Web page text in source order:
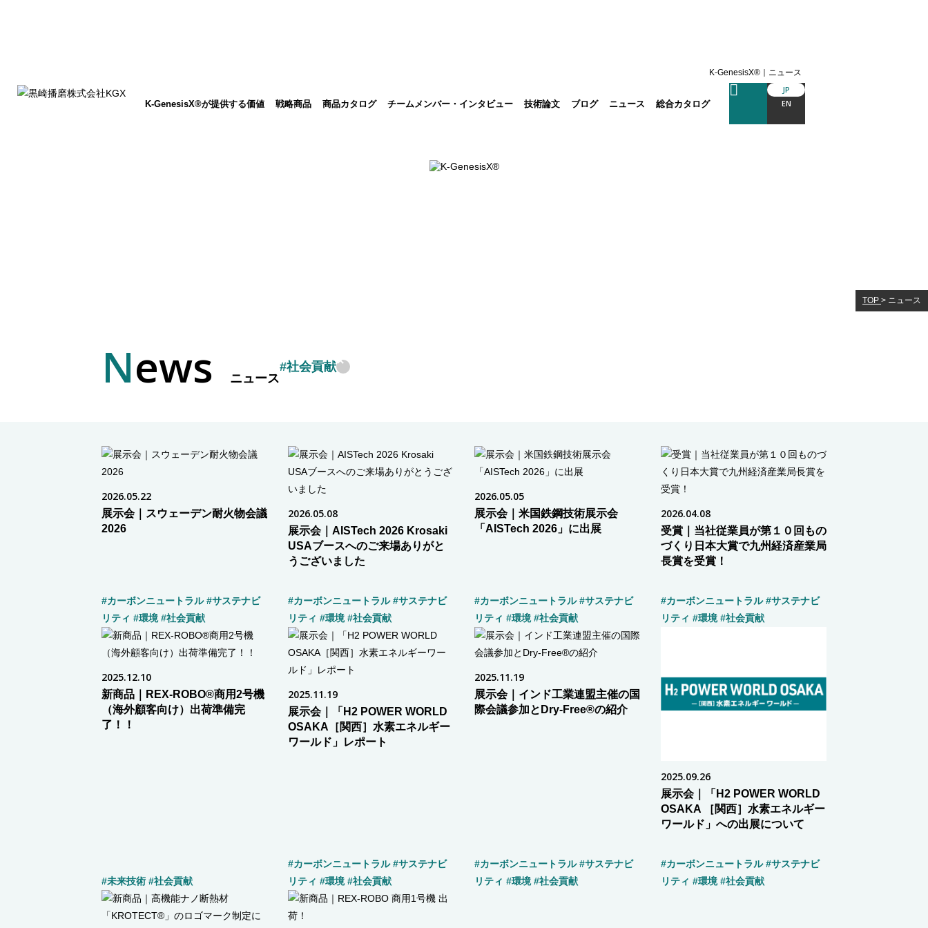
K-GenesisX®｜ニュース
K-GenesisX®が提供する価値 戦略商品 商品カタログ チームメンバー・インタビュー 技術論文 ブログ ニュース 総合カタログ
JP
EN
TOP > ニュース
News ニュース
#社会貢献
2026.05.22
展示会｜スウェーデン耐火物会議
2026
#カーボンニュートラル #サステナビ
リティ #環境 #社会貢献
2026.05.08
展示会｜AISTech 2026 Krosaki
USAブースへのご来場ありがと
うございました
#カーボンニュートラル #サステナビ
リティ #環境 #社会貢献
2026.05.05
展示会｜米国鉄鋼技術展示会
「AISTech 2026」に出展
#カーボンニュートラル #サステナビ
リティ #環境 #社会貢献
2026.04.08
受賞｜当社従業員が第１０回もの
づくり日本大賞で九州経済産業局
長賞を受賞！
#カーボンニュートラル #サステナビ
リティ #環境 #社会貢献
2025.12.10
新商品｜REX-ROBO®商用2号機
（海外顧客向け）出荷準備完
了！！
#未来技術 #社会貢献
2025.11.19
展示会｜「H2 POWER WORLD
OSAKA［関西］水素エネルギー
ワールド」レポート
#カーボンニュートラル #サステナビ
リティ #環境 #社会貢献
2025.11.19
展示会｜インド工業連盟主催の国
際会議参加とDry-Free®の紹介
#カーボンニュートラル #サステナビ
リティ #環境 #社会貢献
2025.09.26
展示会｜「H2 POWER WORLD
OSAKA ［関西］水素エネルギー
ワールド」への出展について
#カーボンニュートラル #サステナビ
リティ #環境 #社会貢献